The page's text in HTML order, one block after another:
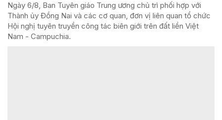
Ngày 6/8, Ban Tuyên giáo Trung ương chủ trì phối hợp với
Thành ủy Đồng Nai và các cơ quan, đơn vị liên quan tổ chức
Hội nghị tuyên truyền công tác biên giới trên đất liền Việt
Nam - Campuchia.